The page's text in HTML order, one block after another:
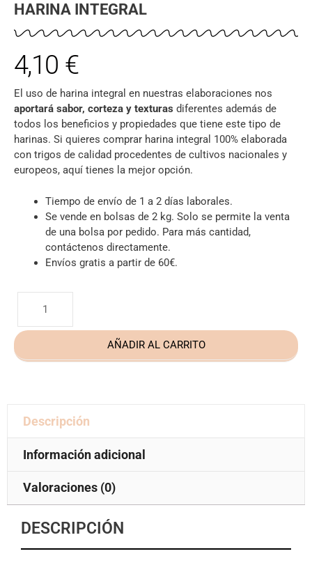
HARINA INTEGRAL
4,10 €
El uso de harina integral en nuestras elaboraciones nos
aportará sabor, corteza y texturas diferentes además de
todos los beneficios y propiedades que tiene este tipo de
harinas. Si quieres comprar harina integral 100% elaborada
con trigos de calidad procedentes de cultivos nacionales y
europeos, aquí tienes la mejor opción.
Tiempo de envío de 1 a 2 días laborales.
Se vende en bolsas de 2 kg. Solo se permite la venta
de una bolsa por pedido. Para más cantidad,
contáctenos directamente.
Envíos gratis a partir de 60€.
AÑADIR AL CARRITO
Descripción
Información adicional
Valoraciones (0)
DESCRIPCIÓN